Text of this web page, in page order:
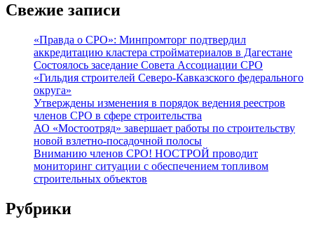
Свежие записи
«Правда о СРО»: Минпромторг подтвердил
аккредитацию кластера стройматериалов в Дагестане
Состоялось заседание Совета Ассоциации СРО
«Гильдия строителей Северо-Кавказского федерального
округа»
Утверждены изменения в порядок ведения реестров
членов СРО в сфере строительства
АО «Мостоотряд» завершает работы по строительству
новой взлетно-посадочной полосы
Вниманию членов СРО! НОСТРОЙ проводит
мониторинг ситуации с обеспечением топливом
строительных объектов
Рубрики